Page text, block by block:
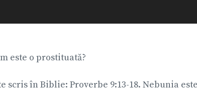
este o prostituată?
scris în Biblie: Proverbe 9:13-18. Nebunia